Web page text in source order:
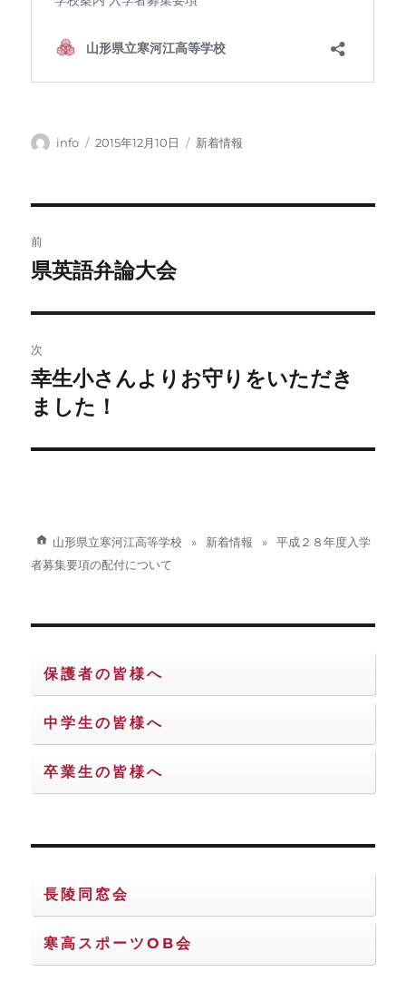
投
info
投
2015年12月10日
カ
新着情報
稿
ビ
ゲ
ー
シ
ン
前
前
投
稿:
県英語弁論大会
次
次
の
稿:
幸生小さんよりお守りをいただき
ました！
山形県立寒河江高等学校 新着情報
平成２８年度入学
者募集要項の配付について
保護者の皆様へ
中学生の皆様へ
卒業生の皆様へ
長陵同窓会
寒高スポーツOB会